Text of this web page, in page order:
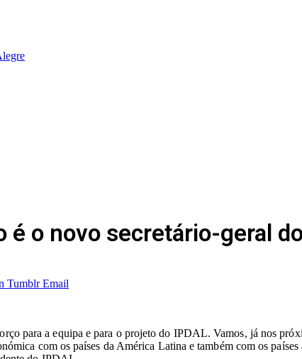
é o novo secretário-geral
Tumblr Email
para a equipa e para o projeto do IPDAL. Vamos, já nos
com os países da América Latina e também com os